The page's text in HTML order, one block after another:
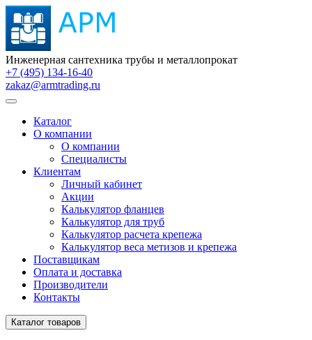
Инженерная сантехника трубы и металлопрокат
+7 (495) 134-16-40
zakaz@armtrading.ru
Каталог
О компании
О компании
Специалисты
Клиентам
Личный кабинет
Акции
Калькулятор фланцев
Калькулятор для труб
Калькулятор расчета крепежа
Калькулятор веса метизов и крепежа
Поставщикам
Оплата и доставка
Производители
Контакты
Каталог товаров